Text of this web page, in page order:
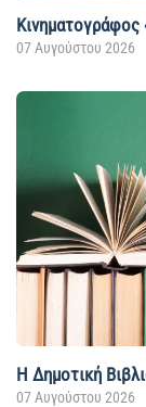
07 Αυγούστου 2026
Η Δημοτική
07 Αυγούστου 2026